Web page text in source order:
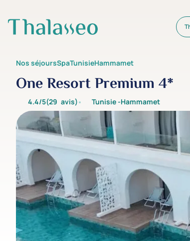
Aller au contenu principal
Nos séjours Spa Tunisie Hammamet
One Resort Premium 4*
4.4/5(29 avis) Tunisie -Hammamet